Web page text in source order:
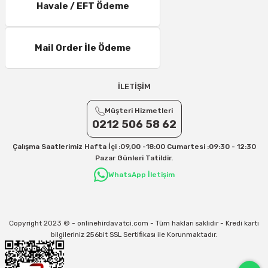
11 – 15 Desi/Kg= 245,50 TL- 347,40 TL
16 – 20 Desi/Kg= 307,50 TL- 371,80 TL
21 – 25 Desi/Kg= 357,90 TL-- 397,40 TL
Yurtiçi Kargo için 30 Desi sonrası her +1 Desi: 13 TL
Aras Kargo için 30 Desi sonrası her +1 Desi: 17 TL
Kargo ve teslimat süreçleriyle ilgili tüm sorularınız için bizimle iletişime
31/12/2026 Tarihine Kadar Geçerlidir
Havale / EFT Ödeme
Mail Order İle Ödeme
İLETİŞİM
Müşteri Hizmetleri
0212 506 58 62
Çalışma Saatlerimiz Hafta İçi :09,00 -18:00 Cumartesi :09:30 - 12:30
Pazar Günleri Tatildir.
WhatsApp İletişim
Copyright 2023 © - onlinehirdavatci.com - Tüm hakları saklıdır - Kredi kartı
bilgileriniz 256bit SSL Sertifikası ile Korunmaktadır.